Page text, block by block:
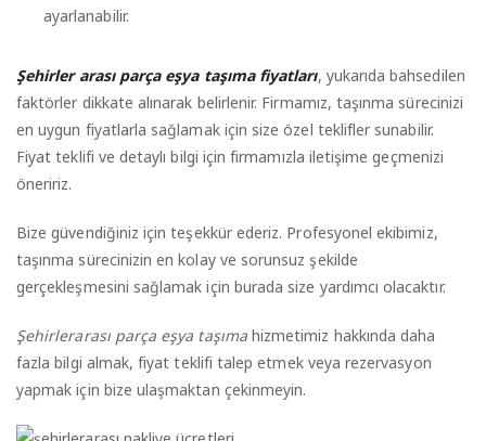
ayarlanabilir.
Şehirler arası parça eşya taşıma fiyatları, yukarıda bahsedilen
faktörler dikkate alınarak belirlenir. Firmamız, taşınma sürecinizi
en uygun fiyatlarla sağlamak için size özel teklifler sunabilir.
Fiyat teklifi ve detaylı bilgi için firmamızla iletişime geçmenizi
öneririz.
Bize güvendiğiniz için teşekkür ederiz. Profesyonel ekibimiz,
taşınma sürecinizin en kolay ve sorunsuz şekilde
gerçekleşmesini sağlamak için burada size yardımcı olacaktır.
Şehirlerarası parça eşya taşımahizmetimiz hakkında daha
fazla bilgi almak, fiyat teklifi talep etmek veya rezervasyon
yapmak için bize ulaşmaktan çekinmeyin.